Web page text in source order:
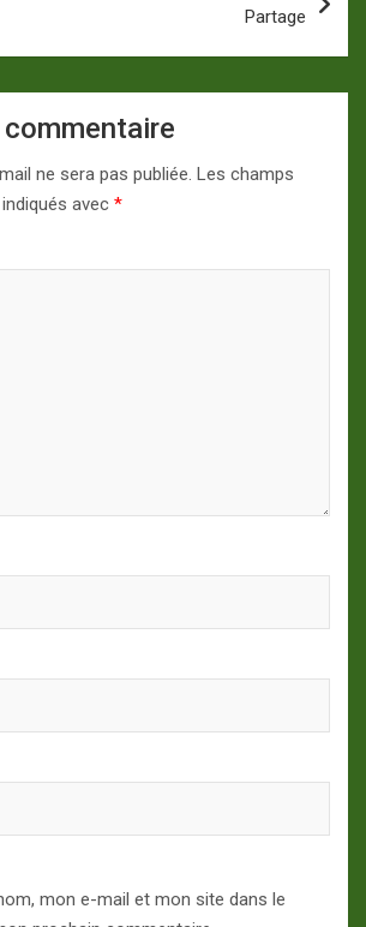
Partage
ne sera pas publiée. Les champs
avec *
mon e-mail et mon site dans le